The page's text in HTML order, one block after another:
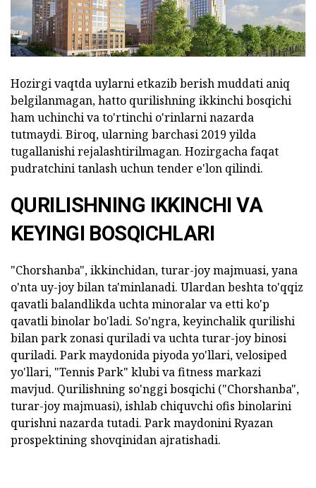
Hozirgi vaqtda uylarni etkazib berish muddati aniq
belgilanmagan, hatto qurilishning ikkinchi bosqichi
ham uchinchi va to'rtinchi o'rinlarni nazarda
tutmaydi. Biroq, ularning barchasi 2019 yilda
tugallanishi rejalashtirilmagan. Hozirgacha faqat
pudratchini tanlash uchun tender e'lon qilindi.
QURILISHNING IKKINCHI VA
KEYINGI BOSQICHLARI
"Chorshanba", ikkinchidan, turar-joy majmuasi, yana
o'nta uy-joy bilan ta'minlanadi. Ulardan beshta to'qqiz
qavatli balandlikda uchta minoralar va etti ko'p
qavatli binolar bo'ladi. So'ngra, keyinchalik qurilishi
bilan park zonasi quriladi va uchta turar-joy binosi
quriladi. Park maydonida piyoda yo'llari, velosiped
yo'llari, "Tennis Park" klubi va fitness markazi
mavjud. Qurilishning so'nggi bosqichi ("Chorshanba",
turar-joy majmuasi), ishlab chiquvchi ofis binolarini
qurishni nazarda tutadi. Park maydonini Ryazan
prospektining shovqinidan ajratishadi.